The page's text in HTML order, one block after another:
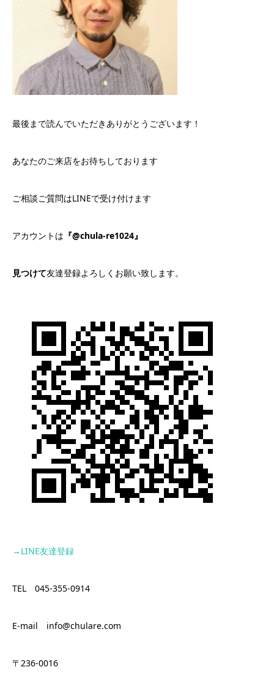
最後まで読んでいただきありがとうございます！
あなたのご来店をお待ちしております
ご相談ご質問はLINEで受け付けます
アカウントは 『@chula-re1024』
見つけて友達登録よろしくお願い致します。
→LINE友達登録
TEL 045-355-0914
E-mail info@chulare.com
〒236-0016